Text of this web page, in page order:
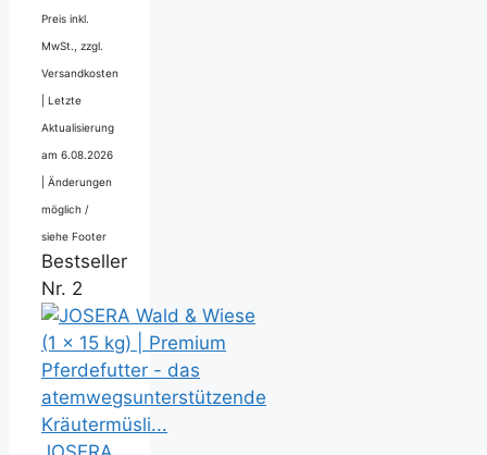
Preis inkl.
MwSt., zzgl.
Versandkosten
Letzte
Aktualisierung
am 6.08.2026
Änderungen
möglich /
siehe Footer
Bestseller
Nr. 2